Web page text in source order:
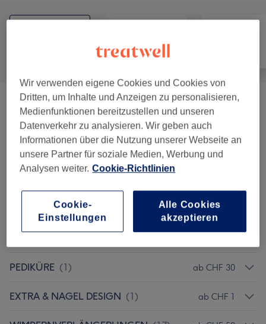
Nägel
❤️❤️❤️REPARATUR KOSTENLOS❤️❤️❤️
2)
CHF 0.01
❤️COMBO MANIKÜRE & PEDIKÜRE (Nur
Online Buchung) ( 2)
ab CHF 79
NEUSET NAGELMODELLAGE MIT
ACRYL / GEL (5)
ab CHF 59
PEDIKÜRE (1) ab CHF 30
EXTRA & NAGEL DESIGN (1) ab CHF 1
Wir verwenden eigene Cookies und Cookies von
Dritten, um Inhalte und Anzeigen zu personalisieren,
Medienfunktionen bereitzustellen und unseren
Datenverkehr zu analysieren. Wir geben auch
Informationen über die Nutzung unserer Webseite an
unsere Partner für soziale Medien, Werbung und
Analysen weiter. Cookie-Richtlinien
Alle Cookies
akzeptieren
Cookie-
Einstellungen